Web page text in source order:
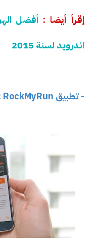
إقرأ أيضا : أفضل
اندرويد لسنة 2015
- تطبيق RockMyRun :